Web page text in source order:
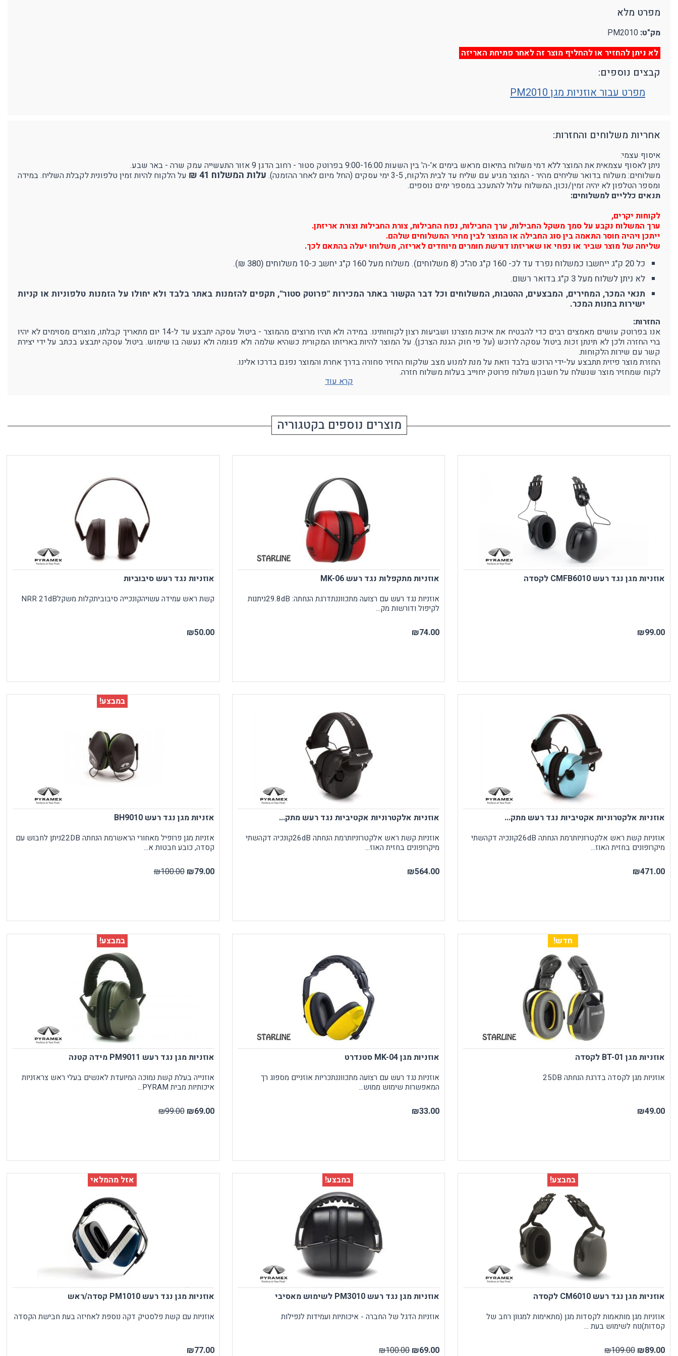
מצלמת גוף מקצועית
ארגונומיה
תמיכה בגב
מוצרים כללי
מפרט מלא
מק"ט: PM2010
לא ניתן להחזיר או להחליף מוצר זה לאחר פתיחת האריזה
קבצים נוספים:
מפרט עבור אוזניות מגן PM2010
אחריות משלוחים והחזרות:
איסוף עצמי:
ניתן לאסוף עצמאית את המוצר ללא דמי משלוח בתיאום מראש בימים א'-ה' בין השעות 9:00-16:00 בפרוטק סטור - רחוב הדגן 9 אזור התעשייה עמק שרה - באר שבע.
משלוחים: משלוח בדואר שליחים מהיר - המוצר מגיע עם שליח עד לבית הלקוח, 3-5 ימי עסקים (החל מיום לאחר ההזמנה).
עלות המשלוח 41 ₪
על הלקוח להיות זמין טלפונית לקבלת השליח. במידה
ומספר הטלפון לא יהיה זמין/נכון, המשלוח עלול להתעכב במספר ימים נוספים.
תנאים כלליים למשלוחים:
לקוחות יקרים,
ערך המשלוח נקבע על סמך משקל החבילות, ערך החבילות, נפח החבילות, צורת החבילות וצורת אריזתן.
ייתכן ויהיה חוסר התאמה בין סוג החבילה או המוצר לבין מחיר המשלוחים שלהם.
שליחה של מוצר שביר או נפחי או שאריזתו דורשת חומרים מיוחדים לאריזה, משלוחו יעלה בהתאם לכך.
כל 20 ק"ג ייחשבו כמשלוח נפרד עד לכ- 160 ק"ג סה"כ (8 משלוחים). משלוח מעל 160 ק"ג יחשב כ-10 משלוחים (380 ₪).
לא ניתן לשלוח מעל 3 ק"ג בדואר רשום.
תנאי המכר, המחירים, המבצעים, ההטבות, המשלוחים וכל דבר הקשור באתר המכירות "פרוטק סטור", תקפים להזמנות באתר בלבד ולא יחולו על הזמנות טלפוניות או קניות
ישירות בחנות המכר.
החזרות:
אנו בפרוטק עושים מאמצים רבים כדי להבטיח את איכות מוצרנו ושביעות רצון לקוחותינו. במידה ולא תהיו מרוצים מהמוצר - ביטול עסקה יתבצע עד ל-14 יום מתאריך קבלתו, מוצרים מסוימים לא יהיו
ברי החזרה ולכן לא תינתן זכות ביטול עסקה לרוכש (על פי חוק הגנת הצרכן). על המוצר להיות באריזתו המקורית כשהיא שלמה ולא פגומה ולא נעשה בו שימוש. ביטול עסקה יתבצע בכתב על ידי יצירת
קשר עם שירות הלקוחות.
החזרת מוצר פיזית תתבצע על-ידי הרוכש בלבד וזאת על מנת למנוע מצב שלקוח החזיר סחורה בדרך אחרת והמוצר נפגם בדרכו אלינו.
לקוח שמחזיר מוצר שנשלח על חשבון משלוח פרוטק יחוייב בעלות משלוח חזרה.
קרא עוד
מוצרים נוספים בקטגוריה
אוזניות מגן נגד רעש CMFB6010 לקסדה
₪99.00
אוזניות מתקפלות נגד רעש MK-06
אוזניות נגד רעש עם רצועה מתכווננתדרגת הנחתה: 29.8dBניתנות
לקיפול ודורשות מק...
₪74.00
אוזניות נגד רעש סיבוביות
קשת ראש עמידה עשויהקונכייה סיבוביתקלות משקלNRR 21dB
₪50.00
אוזניות אלקטרוניות אקטיביות נגד רעש מתק...
אוזניות קשת ראש אלקטרוניותרמת הנחתה 26dBקונכיה דקהשתי
מיקרופונים בחזית האוז...
₪471.00
אוזניות אלקטרוניות אקטיביות נגד רעש מתק...
אוזניות קשת ראש אלקטרוניותרמת הנחתה 26dBקונכיה דקהשתי
מיקרופונים בחזית האוז...
₪564.00
במבצע!
אזניות מגן נגד רעש BH9010
אזניות מגן פרופיל מאחורי הראשרמת הנחתה 22DBניתן לחבוש עם
קסדה, כובע חבטות א...
₪79.00
₪100.00
חדש!
אוזניות מגן BT-01 לקסדה
אוזניות מגן לקסדה בדרגת הנחתה 25DB
₪49.00
אוזניות מגן MK-04 סטנדרט
אוזניות נגד רעש עם רצועה מתכווננתכריות אוזניים מספוג רך
המאפשרות שימוש ממוש...
₪33.00
במבצע!
אוזניות מגן נגד רעש PM9011 מידה קטנה
אוזנייה בעלת קשת נמוכה המיועדת לאנשים בעלי ראש צראזניות
איכותיות מבית PYRAM...
₪69.00
₪99.00
במבצע!
אוזניות מגן נגד רעש CM6010 לקסדה
אוזניות מגן מותאמות לקסדות מגן (מתאימות למגוון רחב של
קסדות)נוח לשימוש בעת ...
₪89.00
₪109.00
במבצע!
אוזניות מגן נגד רעש PM3010 לשימוש מאסיבי
אוזניות הדגל של החברה - איכותיות ועמידות לנפילות
₪69.00
₪100.00
אזל מהמלאי
אוזניות מגן נגד רעש PM1010 קסדה/ראש
אוזניות עם קשת פלסטיק דקה נוספת לאחיזה בעת חבישת הקסדה
₪77.00